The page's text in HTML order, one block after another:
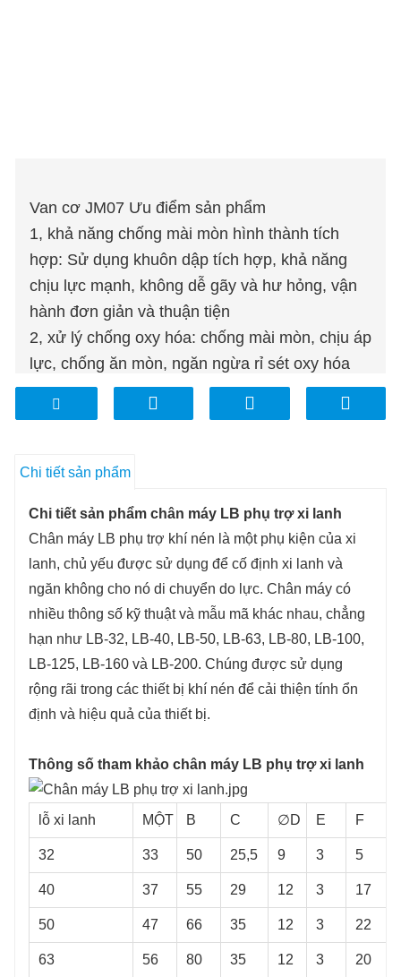
Van cơ JM07 Ưu điểm sản phẩm
1, khả năng chống mài mòn hình thành tích
hợp: Sử dụng khuôn dập tích hợp, khả năng
chịu lực mạnh, không dễ gãy và hư hỏng, vận
hành đơn giản và thuận tiện
2, xử lý chống oxy hóa: chống mài mòn, chịu áp
lực, chống ăn mòn, ngăn ngừa rỉ sét oxy hóa
3, chất liệu kim loại: độ cứng cao, chống mài
mòn, thích hợp cho công việc tần số cao
Chi tiết sản phẩm
Chi tiết sản phẩm chân máy LB phụ trợ xi lanh
Chân máy LB phụ trợ khí nén là một phụ kiện của xi
lanh, chủ yếu được sử dụng để cố định xi lanh và
ngăn không cho nó di chuyển do lực. Chân máy có
nhiều thông số kỹ thuật và mẫu mã khác nhau, chẳng
hạn như LB-32, LB-40, LB-50, LB-63, LB-80, LB-100,
LB-125, LB-160 và LB-200. Chúng được sử dụng
rộng rãi trong các thiết bị khí nén để cải thiện tính ổn
định và hiệu quả của thiết bị.
Thông số tham khảo chân máy LB phụ trợ xi lanh
lỗ xi ​​lanh MỘT B C ∅D E F
32 33 50 25,5 9 3 5
40 37 55 29 12 3 17
50 47 66 35 12 3 22
63 56 80 35 12 3 20